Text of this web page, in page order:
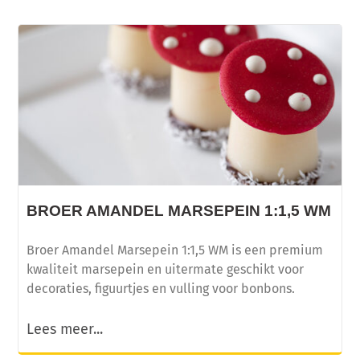
BROER AMANDEL MARSEPEIN 1:1,5 WM
Broer Amandel Marsepein 1:1,5 WM is een premium
kwaliteit marsepein en uitermate geschikt voor
decoraties, figuurtjes en vulling voor bonbons.
Lees meer...